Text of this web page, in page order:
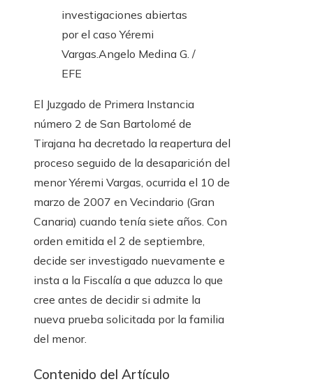
investigaciones abiertas
por el caso Yéremi
Vargas.Angelo Medina G. /
EFE
El Juzgado de Primera Instancia
número 2 de San Bartolomé de
Tirajana ha decretado la reapertura del
proceso seguido de la desaparición del
menor Yéremi Vargas, ocurrida el 10 de
marzo de 2007 en Vecindario (Gran
Canaria) cuando tenía siete años. Con
orden emitida el 2 de septiembre,
decide ser investigado nuevamente e
insta a la Fiscalía a que aduzca lo que
cree antes de decidir si admite la
nueva prueba solicitada por la familia
del menor.
Contenido del Artículo